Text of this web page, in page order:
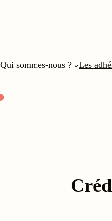
Qui sommes-nous ? Les